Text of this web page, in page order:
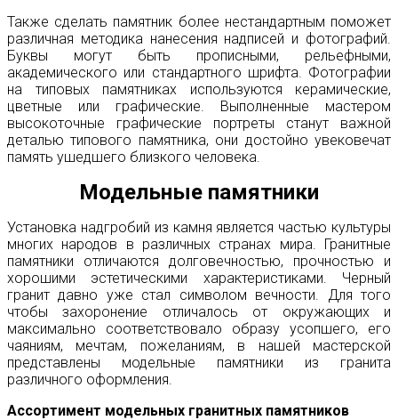
Также сделать памятник более нестандартным поможет
различная методика нанесения надписей и фотографий.
Буквы могут быть прописными, рельефными,
академического или стандартного шрифта. Фотографии
на типовых памятниках используются керамические,
цветные или графические. Выполненные мастером
высокоточные графические портреты станут важной
деталью типового памятника, они достойно увековечат
память ушедшего близкого человека.
Модельные памятники
Установка надгробий из камня является частью культуры
многих народов в различных странах мира. Гранитные
памятники отличаются долговечностью, прочностью и
хорошими эстетическими характеристиками. Черный
гранит давно уже стал символом вечности. Для того
чтобы захоронение отличалось от окружающих и
максимально соответствовало образу усопшего, его
чаяниям, мечтам, пожеланиям, в нашей мастерской
представлены модельные памятники из гранита
различного оформления.
Ассортимент модельных гранитных памятников